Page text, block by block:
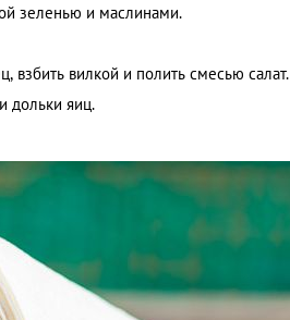
зеленью и маслинами.
взбить вилкой и полить смесью салат.
дольки яиц.